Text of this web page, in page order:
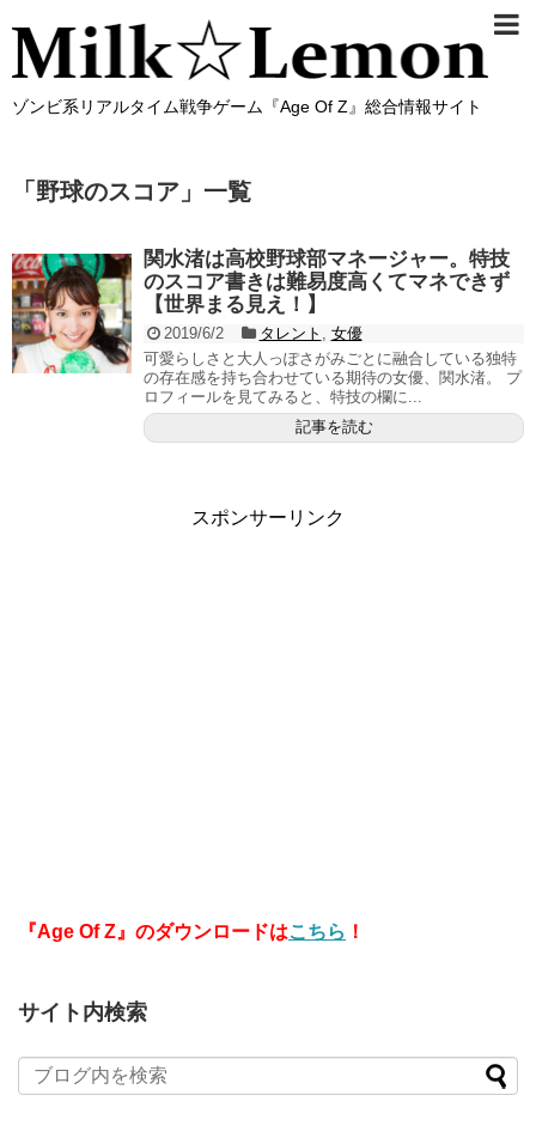
ゾンビ系リアルタイム戦争ゲーム『Age Of Z』総合情報サイト
「 野球のスコア 」 一覧
関水渚は高校野球部マネージャー。特技
のスコア書きは難易度高くてマネできず
【世界まる見え！】
2019/6/2 タレント
女優
可愛らしさと大人っぽさがみごとに融合している独特
の存在感を持ち合わせている期待の女優、関水渚。 プ
ロフィールを見てみると、特技の欄に...
記事を読む
スポンサーリンク
『Age Of Z』のダウンロードはこちら ！
サイト内検索